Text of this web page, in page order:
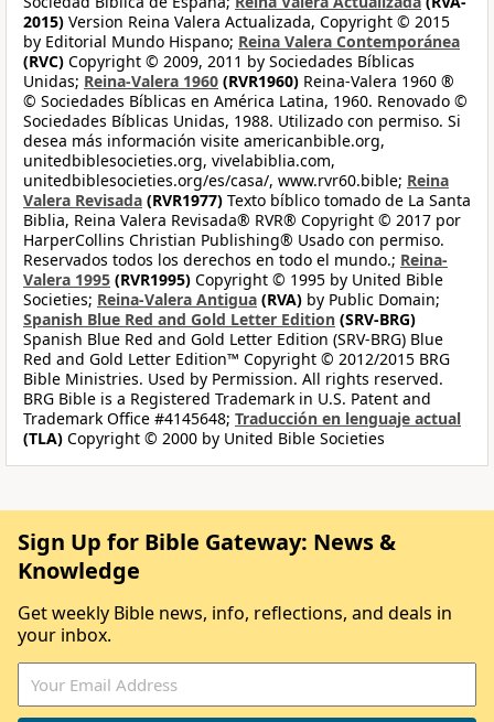
2015) Version Reina Valera Actualizada, Copyright © 2015
by Editorial Mundo Hispano; Reina Valera Contemporánea
(RVC) Copyright © 2009, 2011 by Sociedades Bíblicas
Unidas; Reina-Valera 1960 (RVR1960) Reina-Valera 1960 ®
© Sociedades Bíblicas en América Latina, 1960. Renovado ©
Sociedades Bíblicas Unidas, 1988. Utilizado con permiso. Si
desea más información visite americanbible.org,
unitedbiblesocieties.org, vivelabiblia.com,
unitedbiblesocieties.org/es/casa/, www.rvr60.bible; Reina
Valera Revisada (RVR1977) Texto bíblico tomado de La Santa
Biblia, Reina Valera Revisada® RVR® Copyright © 2017 por
HarperCollins Christian Publishing® Usado con permiso.
Reservados todos los derechos en todo el mundo.; Reina-
Valera 1995 (RVR1995) Copyright © 1995 by United Bible
Societies; Reina-Valera Antigua (RVA) by Public Domain;
Spanish Blue Red and Gold Letter Edition (SRV-BRG)
Spanish Blue Red and Gold Letter Edition (SRV-BRG) Blue
Red and Gold Letter Edition™ Copyright © 2012/2015 BRG
Bible Ministries. Used by Permission. All rights reserved.
BRG Bible is a Registered Trademark in U.S. Patent and
Trademark Office #4145648; Traducción en lenguaje actual
(TLA) Copyright © 2000 by United Bible Societies
Sign Up for Bible Gateway: News &
Knowledge
Get weekly Bible news, info, reflections, and deals in
your inbox.